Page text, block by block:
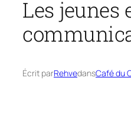
Les jeunes
Écrit parRehvedansCafé du